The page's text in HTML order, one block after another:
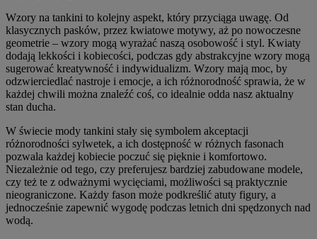
Wzory na tankini to kolejny aspekt, który przyciąga uwagę. Od
klasycznych pasków, przez kwiatowe motywy, aż po nowoczesne
geometrie – wzory mogą wyrażać naszą osobowość i styl. Kwiaty
dodają lekkości i kobiecości, podczas gdy abstrakcyjne wzory mogą
sugerować kreatywność i indywidualizm. Wzory mają moc, by
odzwierciedlać nastroje i emocje, a ich różnorodność sprawia, że w
każdej chwili można znaleźć coś, co idealnie odda nasz aktualny
stan ducha.
W świecie mody tankini stały się symbolem akceptacji
różnorodności sylwetek, a ich dostępność w różnych fasonach
pozwala każdej kobiecie poczuć się pięknie i komfortowo.
Niezależnie od tego, czy preferujesz bardziej zabudowane modele,
czy też te z odważnymi wycięciami, możliwości są praktycznie
nieograniczone. Każdy fason może podkreślić atuty figury, a
jednocześnie zapewnić wygodę podczas letnich dni spędzonych nad
wodą.